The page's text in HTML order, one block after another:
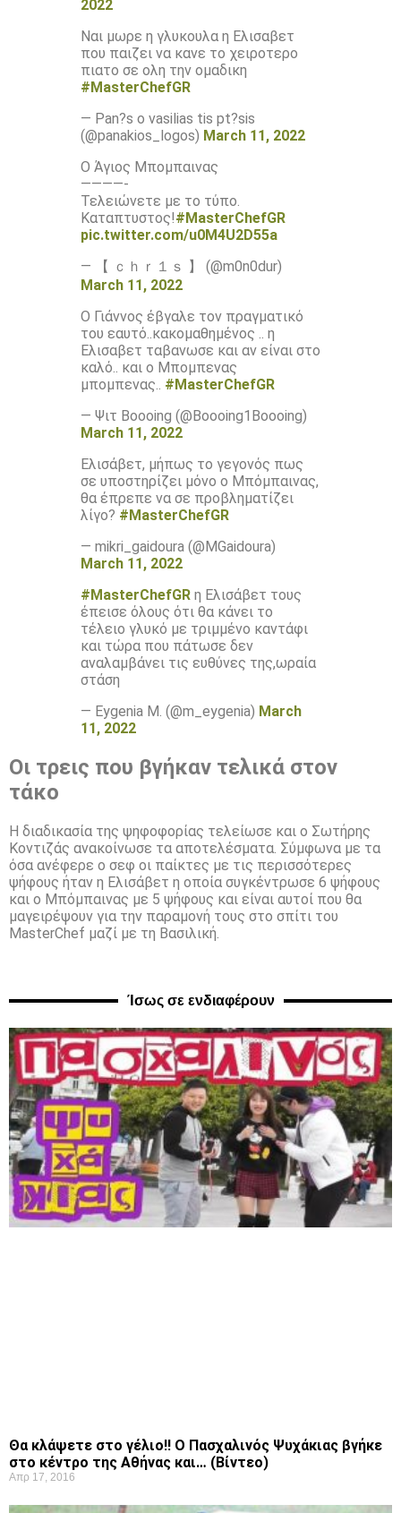
2022
Ναι μωρε η γλυκουλα η Ελισαβετ
που παιζει να κανε το χειροτερο
πιατο σε ολη την ομαδικη
#MasterChefGR
— Pan?️s o vasilias tis pt?️sis
(@panakios_logos) March 11, 2022
Ο Άγιος Μπομπαινας
————-
Τελειώνετε με το τύπο.
Καταπτυστος!#MasterChefGR
pic.twitter.com/u0M4U2D55a
— 【 ｃｈｒ１ｓ 】 (@m0n0dur)
March 11, 2022
Ο Γιάννος έβγαλε τον πραγματικό
του εαυτό..κακομαθημένος .. η
Ελισαβετ ταβανωσε και αν είναι στο
καλό.. και ο Μπομπενας
μπομπενας.. #MasterChefGR
— Ψιτ Boooing (@Boooing1Boooing)
March 11, 2022
Eλισάβετ, μήπως το γεγονός πως
σε υποστηρίζει μόνο ο Μπόμπαινας,
θα έπρεπε να σε προβληματίζει
λίγο? #MasterChefGR
— mikri_gaidoura (@MGaidoura)
March 11, 2022
#MasterChefGR η Ελισάβετ τους
έπεισε όλους ότι θα κάνει το
τέλειο γλυκό με τριμμένο καντάφι
και τώρα που πάτωσε δεν
αναλαμβάνει τις ευθύνες της,ωραία
στάση
— Eygenia M. (@m_eygenia) March
11, 2022
Οι τρεις που βγήκαν τελικά στον
τάκο
Η διαδικασία της ψηφοφορίας τελείωσε και ο Σωτήρης
Κοντιζάς ανακοίνωσε τα αποτελέσματα. Σύμφωνα με τα
όσα ανέφερε ο σεφ οι παίκτες με τις περισσότερες
ψήφους ήταν η Ελισάβετ η οποία συγκέντρωσε 6 ψήφους
και ο Μπόμπαινας με 5 ψήφους και είναι αυτοί που θα
μαγειρέψουν για την παραμονή τους στο σπίτι του
MasterChef μαζί με τη Βασιλική.
Ίσως σε ενδιαφέρουν
Θα κλάψετε στο γέλιο!! Ο Πασχαλινός Ψυχάκιας βγήκε
στο κέντρο της Αθήνας και… (Βίντεο)
Απρ 17, 2016